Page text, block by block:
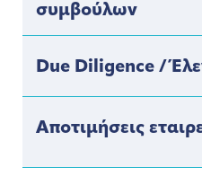
συμβούλων
Due Diligence /
Αποτιμήσεις